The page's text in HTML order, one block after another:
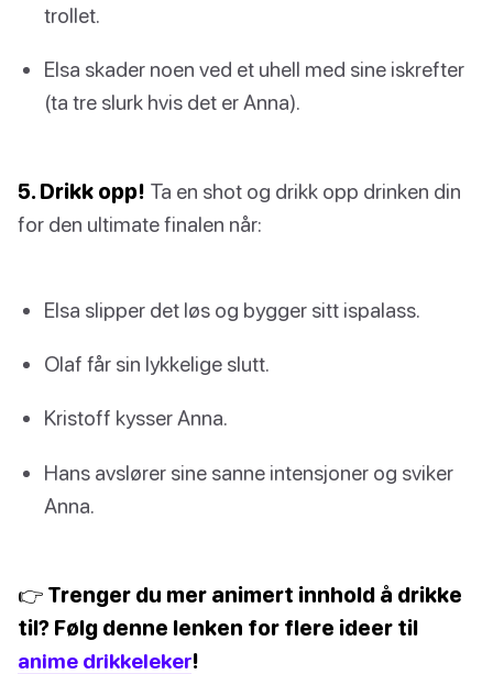
trollet.
Elsa skader noen ved et uhell med sine iskrefter
(ta tre slurk hvis det er Anna).
5. Drikk opp! Ta en shot og drikk opp drinken din
for den ultimate finalen når:
Elsa slipper det løs og bygger sitt ispalass.
Olaf får sin lykkelige slutt.
Kristoff kysser Anna.
Hans avslører sine sanne intensjoner og sviker
Anna.
👉 Trenger du mer animert innhold å drikke
til? Følg denne lenken for flere ideer til
anime drikkeleker!